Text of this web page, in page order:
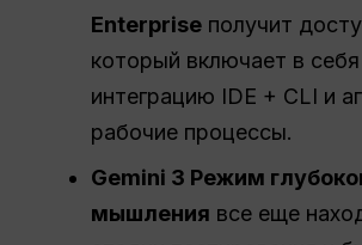
Enterprise получит
который включает в
интеграцию IDE + CLI и
рабочие процессы.
Gemini 3 Режим
мышления все еще